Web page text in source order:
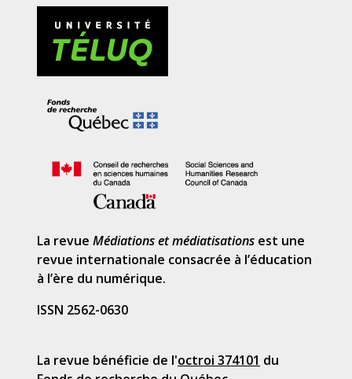
La revue Médiations et médiatisations est une
revue internationale consacrée à l’éducation
à l’ère du numérique.
ISSN 2562-0630
La revue bénéficie de l'octroi 374101 du